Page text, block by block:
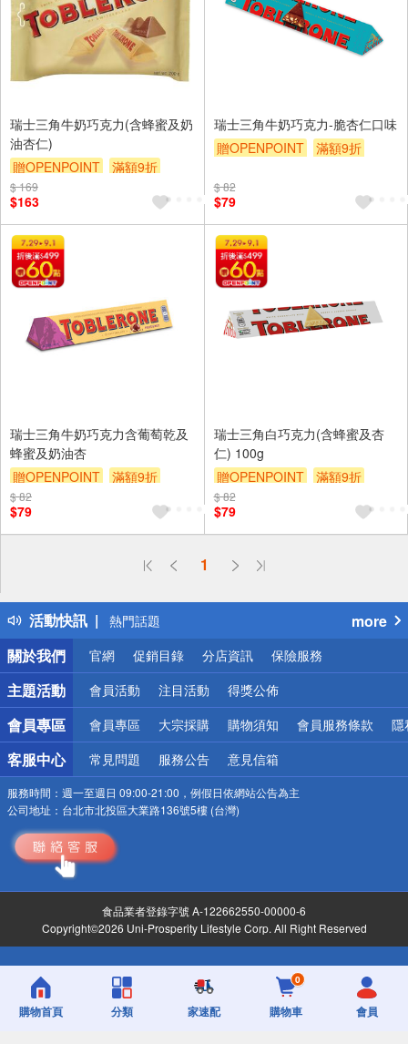
瑞士三角牛奶巧克力(含蜂蜜及奶
油杏仁)
贈OPENPOINT
滿額9折
贈$200
$ 169
$163
瑞士三角牛奶巧克力-脆杏仁口味
贈OPENPOINT
滿額9折
$ 82
$79
瑞士三角牛奶巧克力含葡萄乾及
蜂蜜及奶油杏
贈OPENPOINT
滿額9折
贈$200
$ 82
$79
瑞士三角白巧克力(含蜂蜜及杏
仁) 100g
贈OPENPOINT
滿額9折
贈$200
$ 82
$79
1
活動快訊
偏遠地區配送
得獎公告
熱門話題
銀行優惠
偏遠地區配送
詐騙網頁！請小心！
more
關於我們
官網 促銷目錄 分店資訊 保險服務
主題活動 會員活動 注目活動 得獎公佈
會員專區 會員專區 大宗採購 購物須知 會員服務條款 隱
客服中心 常見問題 服務公告 意見信箱
服務時間： 週一至週日 09:00-21:00，例假日依網站公告為主
公司地址： 台北市北投區大業路136號5樓 (台灣)
食品業者登錄字號 A-122662550-00000-6
Copyright©2026 Uni-Prosperity Lifestyle Corp. All Right Reserved
購物首頁 分類 家速配
0
購物車 會員